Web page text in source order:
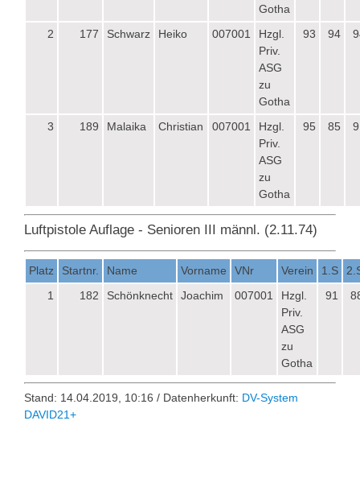
Gotha
2 177 Schwarz Heiko 007001
Hzgl.
Priv.
ASG
zu
Gotha
93 94
3 189 Malaika Christian 007001
Hzgl.
Priv.
ASG
zu
Gotha
95 85
Luftpistole Auflage - Senioren III männl. (2.11.74)
Platz Startnr. Name Vorname VNr Verein 1.S
1
182 Schönknecht Joachim 007001
Hzgl.
Priv.
ASG
zu
Gotha
91
Stand: 14.04.2019, 10:16 / Datenherkunft: DV-System
DAVID21+